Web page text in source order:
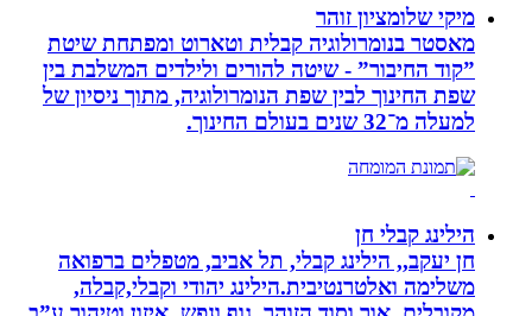
מיקי שלומציון זוהר
מאסטר בנומרולוגיה קבלית וטארוט ומפתחת שיטת
”קוד החיבור” - שיטה להורים ולילדים המשלבת בין
שפת החינוך לבין שפת הנומרולוגיה, מתוך ניסיון של
למעלה מ־32 שנים בעולם החינוך.
הילינג קבלי חן
חן יעקב,, הילינג קבלי, תל אביב, מטפלים ברפואה
משלימה ואלטרנטיבית.הילינג יהודי וקבלי,קבלה,